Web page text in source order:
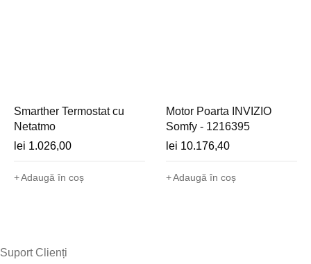
Smarther Termostat cu
Netatmo
lei 1.026,00
Adaugă în coș
Motor Poarta INVIZIO
Somfy - 1216395
lei 10.176,40
Adaugă în coș
Suport Clienți​